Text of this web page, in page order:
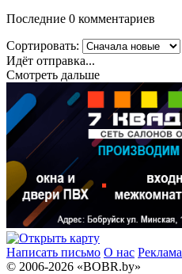
Последние 0 комментариев
Сортировать:
Идёт отправка...
Смотреть дальше
Написать письмо О нас Реклама
© 2006-2026 «BOBR.by»